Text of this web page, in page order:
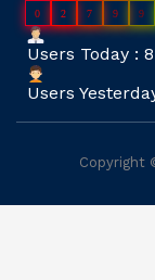
i
o
n
0 2 7 9 9
Users Today : 8
Users
Copyright